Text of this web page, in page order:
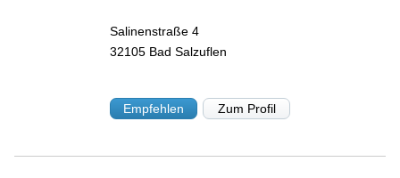
Salinenstraße 4
32105 Bad Salzuflen
Empfehlen Zum Profil